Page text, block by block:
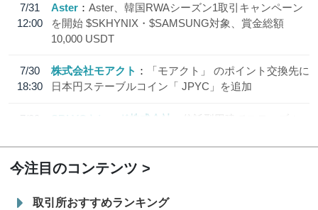
7/31
12:00
Aster
Aster、韓国RWAシーズン1取引キャンペーン
を開始 $SKHYNIX・$SAMSUNG対象、賞金総額
10,000 USDT
7/30
18:30
株式会社モアクト
「モアクト」 のポイント交換先に
日本円ステーブルコイン「 JPYC」を追加
7/29
SBI VCトレード株式会社
信託型円建てステーブル
今注目のコンテンツ
取引所おすすめランキング